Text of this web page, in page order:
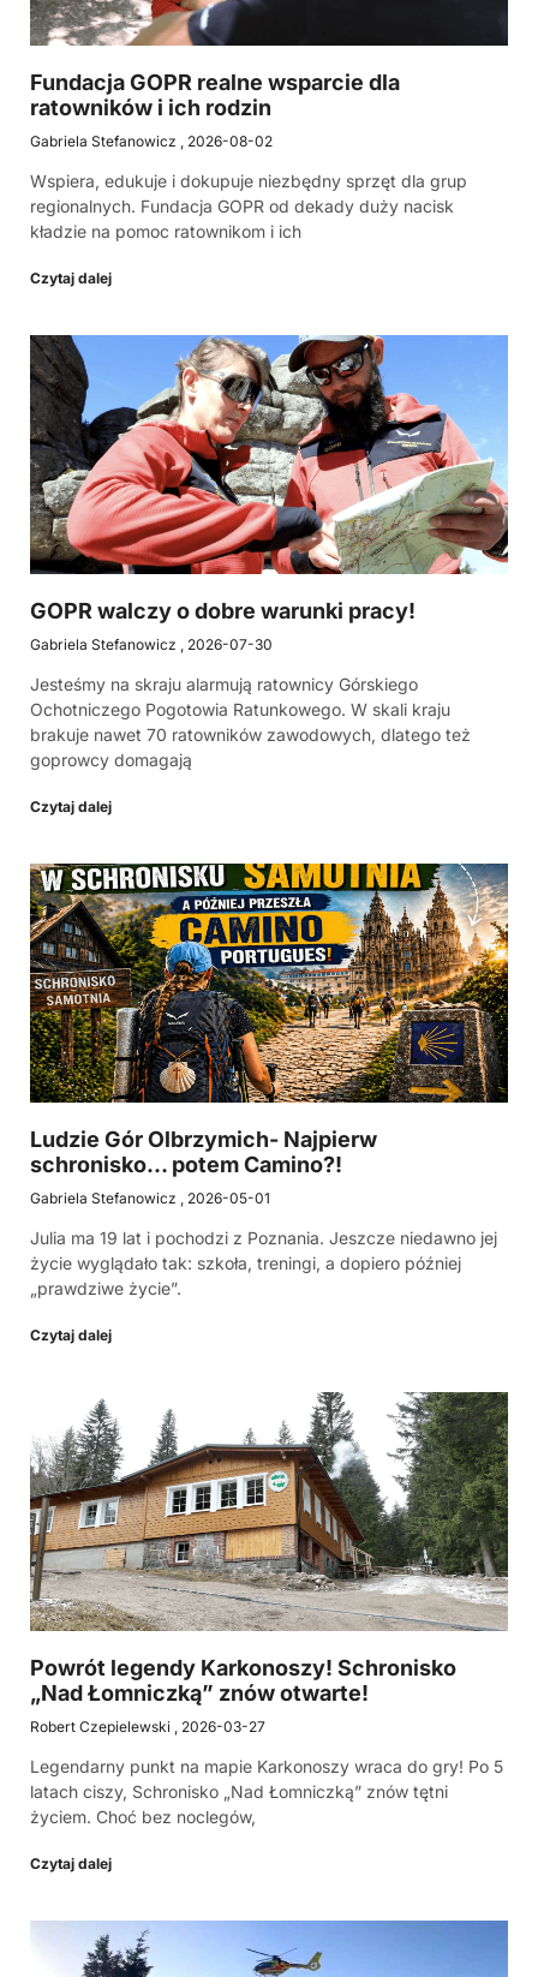
Fundacja GOPR realne wsparcie dla
ratowników i ich rodzin
Gabriela Stefanowicz 2026-08-02
Wspiera, edukuje i dokupuje niezbędny sprzęt dla grup
regionalnych. Fundacja GOPR od dekady duży nacisk
kładzie na pomoc ratownikom i ich
Czytaj dalej
GOPR walczy o dobre warunki pracy!
Gabriela Stefanowicz 2026-07-30
Jesteśmy na skraju alarmują ratownicy Górskiego
Ochotniczego Pogotowia Ratunkowego. W skali kraju
brakuje nawet 70 ratowników zawodowych, dlatego też
goprowcy domagają
Czytaj dalej
Ludzie Gór Olbrzymich- Najpierw
schronisko… potem Camino?!
Gabriela Stefanowicz 2026-05-01
Julia ma 19 lat i pochodzi z Poznania. Jeszcze niedawno jej
życie wyglądało tak: szkoła, treningi, a dopiero później
„prawdziwe życie”.
Czytaj dalej
Powrót legendy Karkonoszy! Schronisko
„Nad Łomniczką” znów otwarte!
Robert Czepielewski 2026-03-27
Legendarny punkt na mapie Karkonoszy wraca do gry! Po 5
latach ciszy, Schronisko „Nad Łomniczką” znów tętni
życiem. Choć bez noclegów,
Czytaj dalej